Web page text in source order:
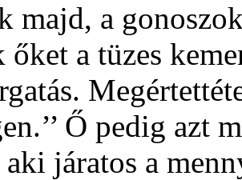
majd, a
őket a tüzes
Ő pedig azt
járatos a